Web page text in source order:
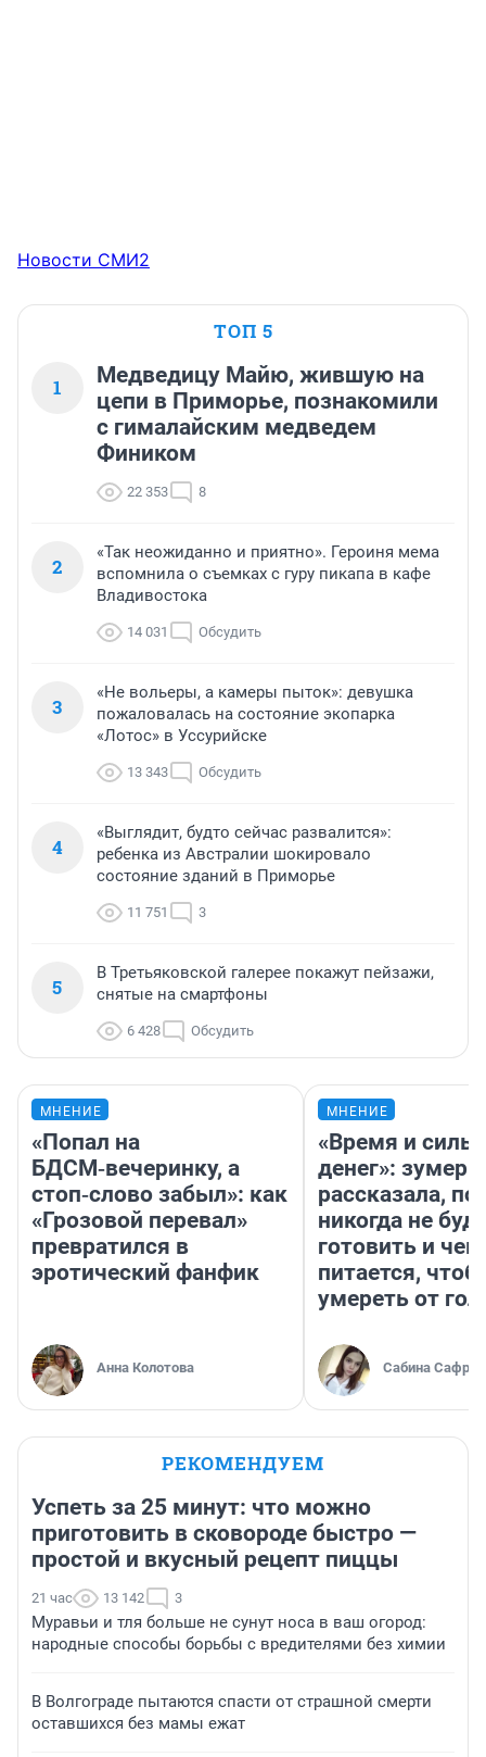
Новости СМИ2
ТОП 5
1
Медведицу Майю, жившую на
цепи в Приморье, познакомили
с гималайским медведем
Фиником
22 353 8
2
«Так неожиданно и приятно». Героиня мема
вспомнила о съемках с гуру пикапа в кафе
Владивостока
14 031 Обсудить
3
«Не вольеры, а камеры пыток»: девушка
пожаловалась на состояние экопарка
«Лотос» в Уссурийске
13 343 Обсудить
4
«Выглядит, будто сейчас развалится»:
ребенка из Австралии шокировало
состояние зданий в Приморье
11 751 3
5
В Третьяковской галерее покажут пейзажи,
снятые на смартфоны
6 428 Обсудить
МНЕНИЕ
«Попал на
БДСМ‑вечеринку, а
стоп‑слово забыл»: как
«Грозовой перевал»
превратился в
эротический фанфик
Анна Колотова
МНЕНИЕ
«Время и
денег»:
рассказала,
никогда не
готовить и чем
питается,
умереть от
Сабина
РЕКОМЕНДУЕМ
Успеть за 25 минут: что можно
приготовить в сковороде быстро —
простой и вкусный рецепт пиццы
21 час 13 142 3
Муравьи и тля больше не сунут носа в ваш огород:
народные способы борьбы с вредителями без химии
В Волгограде пытаются спасти от страшной смерти
оставшихся без мамы ежат